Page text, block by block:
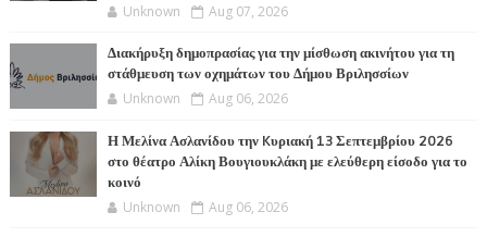
Unknown Aug 07, 2026
Διακήρυξη δημοπρασίας για την μίσθωση ακινήτου για τη
στάθμευση των οχημάτων του Δήμου Βριλησσίων
Unknown Aug 06, 2026
Η Μελίνα Ασλανίδου την Kυριακή 13 Σεπτεμβρίου 2026
στο θέατρο Αλίκη Βουγιουκλάκη με ελεύθερη είσοδο για το
κοινό
Unknown Aug 06, 2026